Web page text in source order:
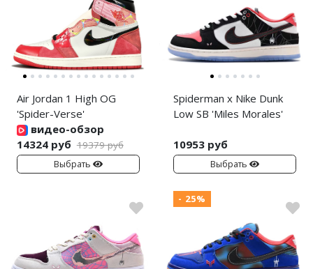
Air Jordan 1 High OG
'Spider-Verse'
видео-обзор
14324 руб 19379 руб
Выбрать
Spiderman x Nike Dunk
Low SB 'Miles Morales'
10953 руб
Выбрать
- 25%